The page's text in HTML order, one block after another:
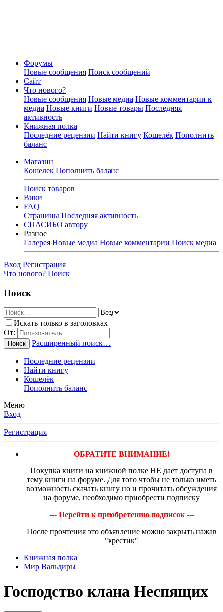
Форумы
Новые сообщения Поиск сообщений
Сайт
Что нового?
Новые сообщения Новые медиа Новые комментарии к
медиа Новые книги Новые товары Последняя
активность
Книжная полка
Последние рецензии Найти книгу Кошелёк Пополнить
баланс
Магазин
Кошелек Пополнить баланс
Поиск товаров
Вики
FAQ
Страницы Последняя активность
СПАСИБО автору
Разное
Галерея Новые медиа Новые комментарии Поиск медиа
Вход Регистрация
Что нового? Поиск
Поиск
Искать только в заголовках
От:
Поиск Расширенный поиск…
Последние рецензии
Найти книгу
Кошелёк
Пополнить баланс
Меню
Вход
Регистрация
ОБРАТИТЕ ВНИМАНИЕ!
Покупка книги на книжной полке НЕ дает доступа в
тему книги на форуме. Для того чтобы не только иметь
возможность скачать книгу но и прочитать обсуждения
на форуме, необходимо приобрести подписку
--- Перейти к приобретению подписок ---
После прочтения это объявление можно закрыть нажав
"крестик"
Книжная полка
Мир Вальдиры
Господство клана Неспящих